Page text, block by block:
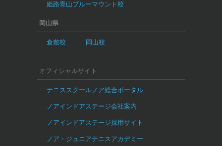
姫路青山ブルーマウント校
岡山県
倉敷校 岡山校
オフィシャルサイト
テニススクールノア総合ポータル
ノアインドアステージ会社案内
ノアインドアステージ採用サイト
ノア・ジュニアテニスアカデミー